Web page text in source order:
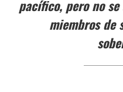
pacífico, pero no
miembros de